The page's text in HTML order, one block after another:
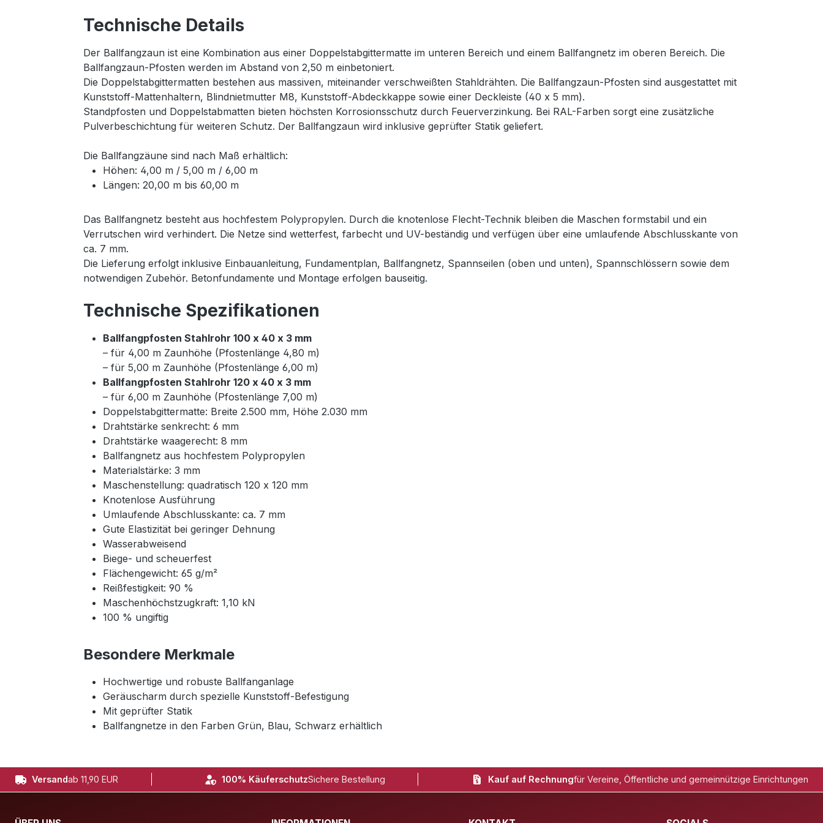
Technische Details
Der Ballfangzaun ist eine Kombination aus einer Doppelstabgittermatte im unteren Bereich und einem Ballfangnetz im oberen Bereich. Die
Ballfangzaun-Pfosten werden im Abstand von 2,50 m einbetoniert.
Die Doppelstabgittermatten bestehen aus massiven, miteinander verschweißten Stahldrähten. Die Ballfangzaun-Pfosten sind ausgestattet mit
Kunststoff-Mattenhaltern, Blindnietmutter M8, Kunststoff-Abdeckkappe sowie einer Deckleiste (40 x 5 mm).
Standpfosten und Doppelstabmatten bieten höchsten Korrosionsschutz durch Feuerverzinkung. Bei RAL-Farben sorgt eine zusätzliche
Pulverbeschichtung für weiteren Schutz. Der Ballfangzaun wird inklusive geprüfter Statik geliefert.
Die Ballfangzäune sind nach Maß erhältlich:
Höhen: 4,00 m / 5,00 m / 6,00 m
Längen: 20,00 m bis 60,00 m
Das Ballfangnetz besteht aus hochfestem Polypropylen. Durch die knotenlose Flecht-Technik bleiben die Maschen formstabil und ein
Verrutschen wird verhindert. Die Netze sind wetterfest, farbecht und UV-beständig und verfügen über eine umlaufende Abschlusskante von
ca. 7 mm.
Die Lieferung erfolgt inklusive Einbauanleitung, Fundamentplan, Ballfangnetz, Spannseilen (oben und unten), Spannschlössern sowie dem
notwendigen Zubehör. Betonfundamente und Montage erfolgen bauseitig.
Technische Spezifikationen
Ballfangpfosten Stahlrohr 100 x 40 x 3 mm
– für 4,00 m Zaunhöhe (Pfostenlänge 4,80 m)
– für 5,00 m Zaunhöhe (Pfostenlänge 6,00 m)
Ballfangpfosten Stahlrohr 120 x 40 x 3 mm
– für 6,00 m Zaunhöhe (Pfostenlänge 7,00 m)
Doppelstabgittermatte: Breite 2.500 mm, Höhe 2.030 mm
Drahtstärke senkrecht: 6 mm
Drahtstärke waagerecht: 8 mm
Ballfangnetz aus hochfestem Polypropylen
Materialstärke: 3 mm
Maschenstellung: quadratisch 120 x 120 mm
Knotenlose Ausführung
Umlaufende Abschlusskante: ca. 7 mm
Gute Elastizität bei geringer Dehnung
Wasserabweisend
Biege- und scheuerfest
Flächengewicht: 65 g/m²
Reißfestigkeit: 90 %
Maschenhöchstzugkraft: 1,10 kN
100 % ungiftig
Besondere Merkmale
Hochwertige und robuste Ballfanganlage
Geräuscharm durch spezielle Kunststoff-Befestigung
Mit geprüfter Statik
Ballfangnetze in den Farben Grün, Blau, Schwarz erhältlich
Versandab 11,90 EUR 100% KäuferschutzSichere Bestellung Kauf auf Rechnungfür Vereine, Öffentliche und gemeinnützige Einrichtungen